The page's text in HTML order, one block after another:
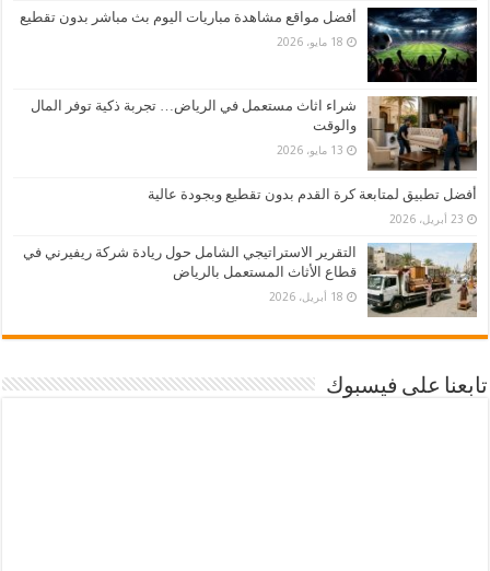
أفضل مواقع مشاهدة مباريات اليوم بث مباشر بدون تقطيع
18 مايو، 2026
شراء اثاث مستعمل في الرياض… تجربة ذكية توفر المال
والوقت
13 مايو، 2026
أفضل تطبيق لمتابعة كرة القدم بدون تقطيع وبجودة عالية
23 أبريل، 2026
التقرير الاستراتيجي الشامل حول ريادة شركة ريفيرني في
قطاع الأثاث المستعمل بالرياض
18 أبريل، 2026
تابعنا على فيسبوك